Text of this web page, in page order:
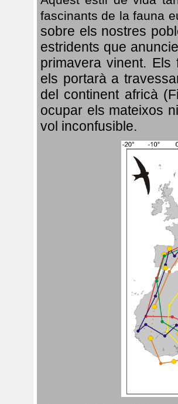
fascinants de la fauna
sobre els nostres
estridents que
primavera vinent. Els
els portarà a
del continent africà
ocupar els mateixos
vol inconfusible.